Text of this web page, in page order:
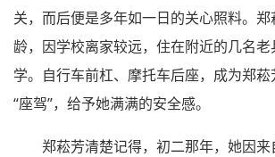
关，而后便是多年如一日的关心照料。
龄，因学校离家较远，住在附近的几名
学。自行车前杠、摩托车后座，成为郑
“座驾”，给予她满满的安全感。
郑菘芳清楚记得，初二那年，她因